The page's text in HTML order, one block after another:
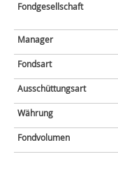
Fondgesellschaft
Manager
Fondsart
Ausschüttungsart
Währung
Fondvolumen